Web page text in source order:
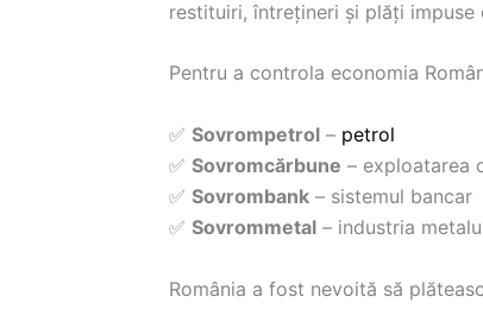
restituiri, întrețineri și plăți impuse
Pentru a controla economia
✅ Sovrompetrol – petrol
✅ Sovromcărbune – exploatarea
✅ Sovrombank – sistemul bancar
✅ Sovrommetal – industria
România a fost nevoită să